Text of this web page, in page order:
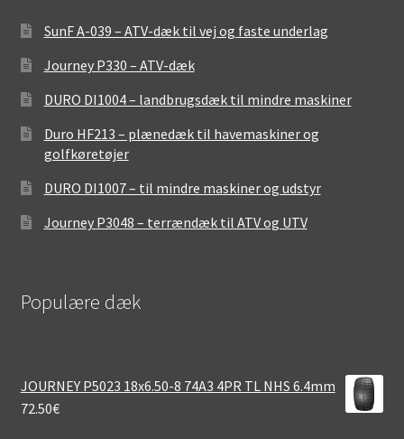
SunF A-039 – ATV-dæk til vej og faste underlag
Journey P330 – ATV-dæk
DURO DI1004 – landbrugsdæk til mindre maskiner
Duro HF213 – plænedæk til havemaskiner og
golfkøretøjer
DURO DI1007 – til mindre maskiner og udstyr
Journey P3048 – terrændæk til ATV og UTV
Populære dæk
JOURNEY P5023 18x6.50-8 74A3 4PR TL NHS 6.4mm
72.50€